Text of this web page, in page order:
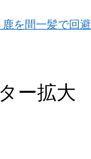
鹿を間一髪で回避
ー拡大